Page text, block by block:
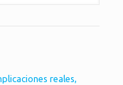
reales,